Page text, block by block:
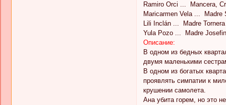
Ramiro Orci ... Mancera,
Maricarmen Vela ... Madre
Lili Inclán ... Madre
Yula Pozo ... Madre
Описание:
В одном из бедных
двумя маленькими
В одном из богатых
проявлять симпатии к
крушении самолета.
Ана убита горем, но это